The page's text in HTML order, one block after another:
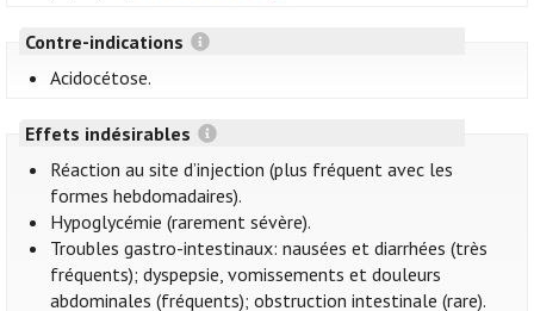
Contre-indications
Acidocétose.
Effets indésirables
Réaction au site d’injection (plus fréquent avec les
formes hebdomadaires).
Hypoglycémie (rarement sévère).
Troubles gastro-intestinaux: nausées et diarrhées (très
fréquents); dyspepsie, vomissements et douleurs
abdominales (fréquents); obstruction intestinale (rare).